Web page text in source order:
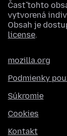
Časť tohto
vytvorená
Obsah je
license.
mozilla.org
Podmienky
Súkromie
Cookies
Kontakt